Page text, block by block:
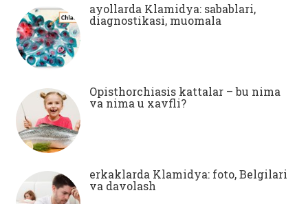
ayollarda Klamidya: sabablari,
diagnostikasi, muomala
Opisthorchiasis kattalar – bu nima
va nima u xavfli?
erkaklarda Klamidya: foto, Belgilari
va davolash